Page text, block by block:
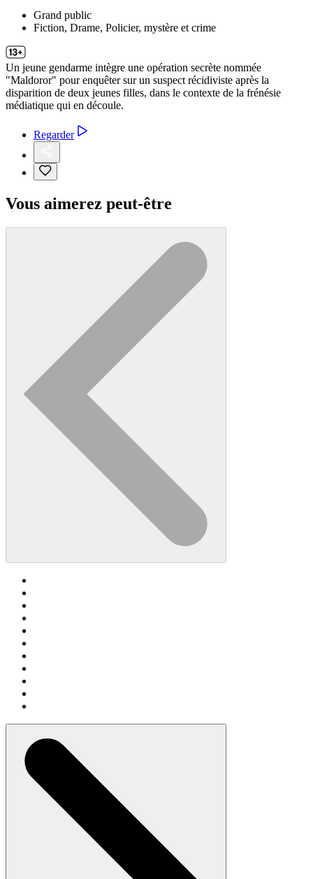
Grand public
Fiction, Drame, Policier, mystère et crime
Un jeune gendarme intègre une opération secrète nommée
"Maldoror" pour enquêter sur un suspect récidiviste après la
disparition de deux jeunes filles, dans le contexte de la frénésie
médiatique qui en découle.
Regarder
Vous aimerez peut-être